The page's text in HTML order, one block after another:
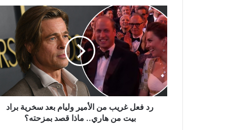
فعل
غريب
من
الأمير
وليام
بعد
سخرية
براد
رد فعل غريب من الأمير وليام بعد سخرية براد
بيت من هاري.. ماذا قصد بمزحته؟